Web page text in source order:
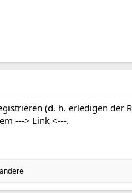
(d. h. erledigen der
---> Link <---.